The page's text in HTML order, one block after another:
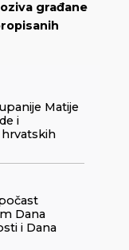
građane
Matije
i
Dana
i Dana